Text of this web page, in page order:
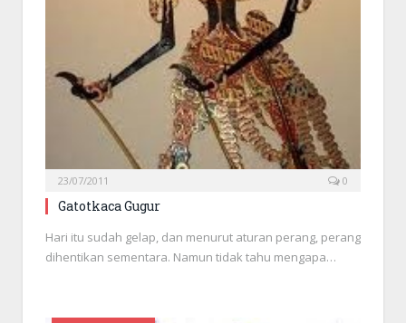
23/07/2011 0
Gatotkaca Gugur
Hari itu sudah gelap, dan menurut aturan perang, perang
dihentikan sementara. Namun tidak tahu mengapa…